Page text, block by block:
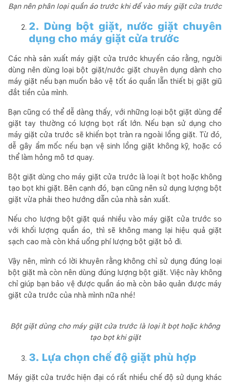
Bạn nên phân loại quần áo trước khi để vào máy giặt cửa trước
2. Dùng bột giặt, nước giặt chuyên
dụng cho máy giặt cửa trước
Các nhà sản xuất máy giặt cửa trước khuyến cáo rằng, người
dùng nên dùng loại bột giặt/nước giặt chuyên dụng dành cho
máy giặt nếu bạn muốn bảo vệ tốt áo quần lẫn thiết bị giặt giũ
đắt tiền của mình.
Bạn cũng có thể dễ dàng thấy, với những loại bột giặt dùng để
giặt tay thường có lượng bọt rất lớn. Nếu bạn sử dụng cho
máy giặt cửa trước sẽ khiến bọt tràn ra ngoài lồng giặt. Từ đó,
dễ gây ẩm mốc nếu bạn vệ sinh lồng giặt không kỹ, hoặc có
thể làm hỏng mô tơ quay.
Bột giặt dùng cho máy giặt cửa trước là loại ít bọt hoặc không
tạo bọt khi giặt. Bên cạnh đó, bạn cũng nên sử dụng lượng bột
giặt vừa phải theo hướng dẫn của nhà sản xuất.
Nếu cho lượng bột giặt quá nhiều vào máy giặt cửa trước so
với khối lượng quần áo, thì sẽ không mang lại hiệu quả giặt
sạch cao mà còn khá uổng phí lượng bột giặt bỏ đi.
Vậy nên, mình có lời khuyên rằng không chỉ sử dụng đúng loại
bột giặt mà còn nên dùng đúng lượng bột giặt. Việc này không
chỉ giúp bạn bảo vệ được quần áo mà còn bảo quản được máy
giặt cửa trước của nhà mình nữa nhé!
Bột giặt dùng cho máy giặt cửa trước là loại ít bọt hoặc không
tạo bọt khi giặt
3. Lựa chọn chế độ giặt phù hợp
Máy giặt cửa trước hiện đại có rất nhiều chế độ sử dụng khác